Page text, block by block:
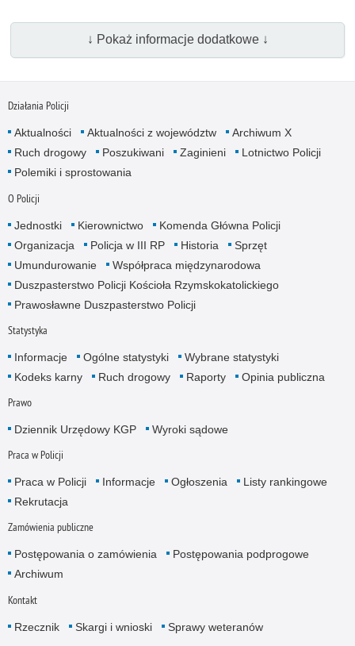
↓ Pokaż informacje dodatkowe ↓
Działania Policji
Aktualności Aktualności z województw
Archiwum X
Ruch drogowy
Poszukiwani Zaginieni
Lotnictwo Policji
Polemiki i sprostowania
O Policji
Jednostki Kierownictwo
Komenda Główna Policji
Organizacja
Policja w III RP Historia
Sprzęt
Umundurowanie
Współpraca międzynarodowa
Duszpasterstwo Policji Kościoła Rzymskokatolickiego
Prawosławne Duszpasterstwo Policji
Statystyka
Informacje Ogólne statystyki
Wybrane statystyki
Kodeks karny
Ruch drogowy Raporty Opinia publiczna
Prawo
Dziennik Urzędowy KGP Wyroki sądowe
Praca w Policji
Praca w Policji Informacje Ogłoszenia
Listy rankingowe
Rekrutacja
Zamówienia publiczne
Postępowania o zamówienia
Postępowania podprogowe
Archiwum
Kontakt
Rzecznik Skargi i wnioski Sprawy weteranów